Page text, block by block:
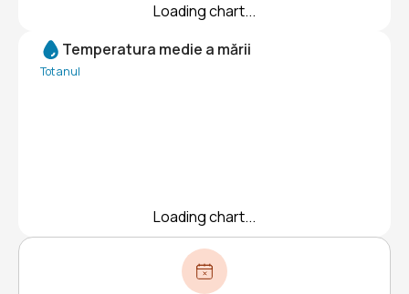
Loading chart...
Temperatura medie a mării
Tot anul
Loading chart...